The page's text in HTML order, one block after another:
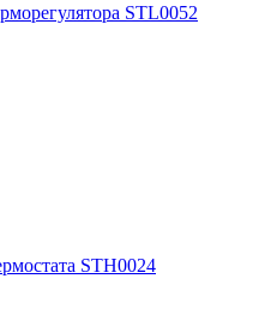
STL0052
STH0024